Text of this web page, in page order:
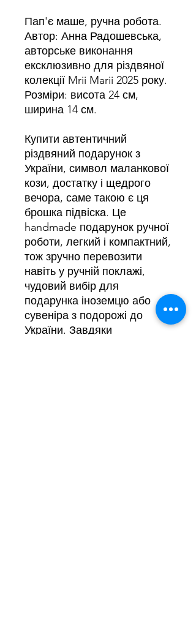
Пап'є маше, ручна робота.
Автор: Анна Радошевська,
авторське виконання
ексклюзивно для різдвяної
колекції Mrii Marii 2025 року.
Розміри: висота 24 см,
ширина 14 см.
Купити автентичний
різдвяний подарунок з
України, символ маланкової
кози, достатку і щедрого
вечора, саме такою є ця
брошка підвіска. Це
handmade подарунок ручної
роботи, легкий і компактний,
тож зручно перевозити
навіть у ручній поклажі,
чудовий вибір для
подарунка іноземцю або
сувеніра з подорожі до
України. Завдяки